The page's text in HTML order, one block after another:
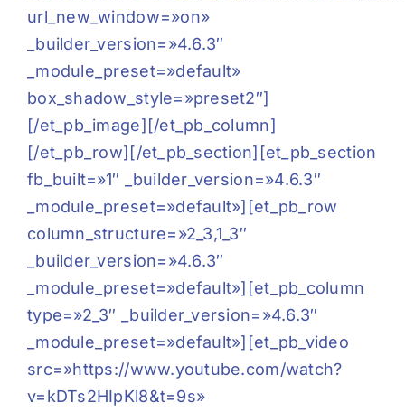
url_new_window=»on»
_builder_version=»4.6.3″
_module_preset=»default»
box_shadow_style=»preset2″]
[/et_pb_image][/et_pb_column]
[/et_pb_row][/et_pb_section][et_pb_section
fb_built=»1″ _builder_version=»4.6.3″
_module_preset=»default»][et_pb_row
column_structure=»2_3,1_3″
_builder_version=»4.6.3″
_module_preset=»default»][et_pb_column
type=»2_3″ _builder_version=»4.6.3″
_module_preset=»default»][et_pb_video
src=»https://www.youtube.com/watch?
v=kDTs2HIpKl8&t=9s»